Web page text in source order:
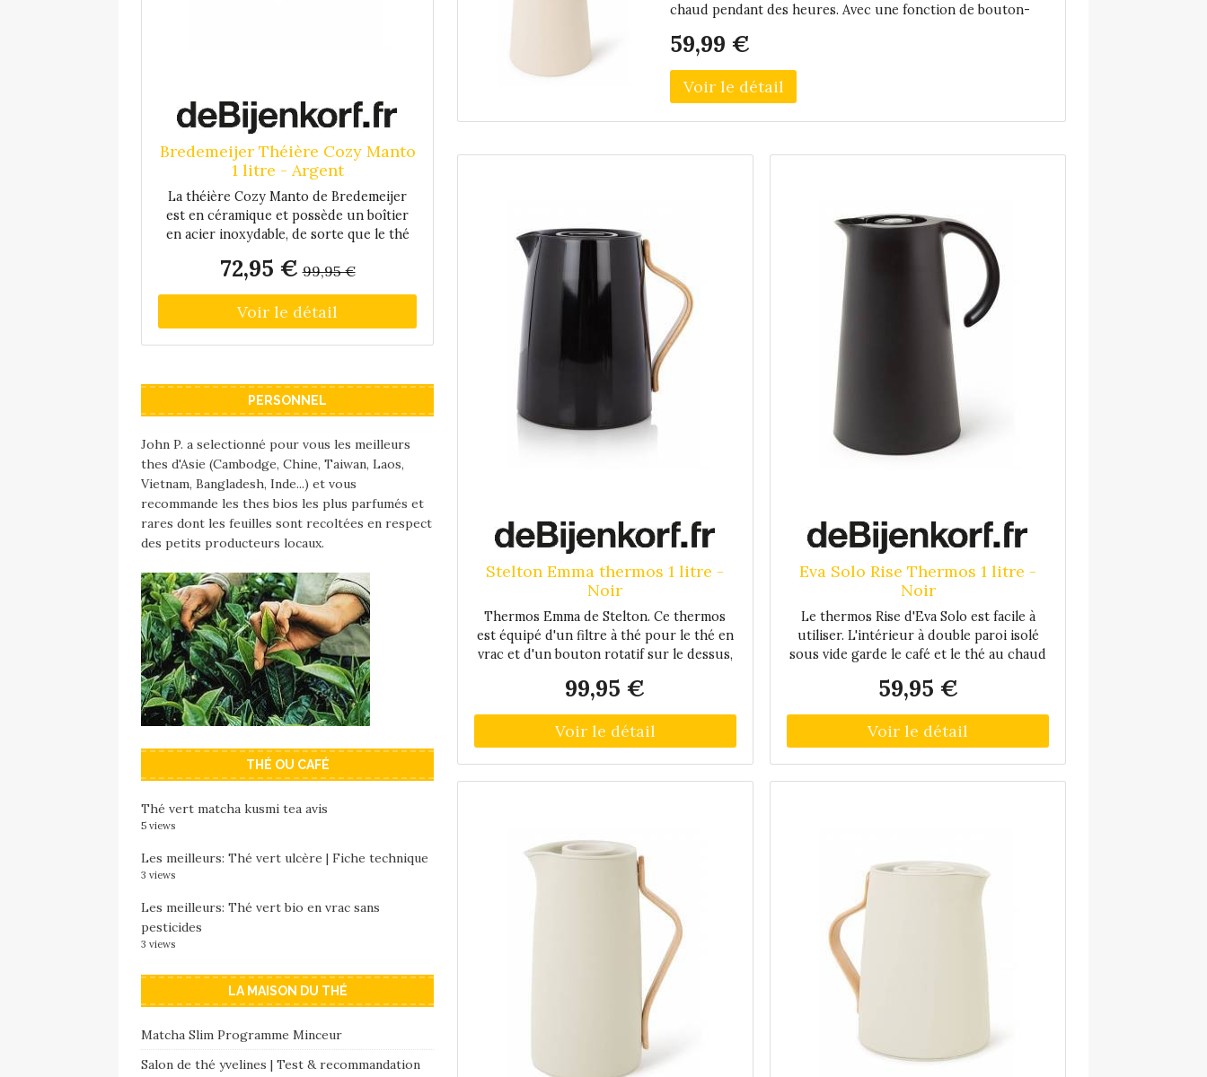
chaud pendant des heures. Avec une fonction de bouton-
une fois sur le couvercle pour l’ouvrir ou le fermer.
59,99 €
Stelton Emma thermos 1 litre -
Noir
Thermos Emma de Stelton. Ce thermos
est équipé d'un filtre à thé pour le thé en
vrac et d'un bouton rotatif sur le dessus,
désactivée. L'extérieur est en acier
inoxydable, la poignée en bois de hêtre. Le
dessous est pourvu d'antidérapant.
99,95 €
Eva Solo Rise Thermos 1 litre -
Noir
Le thermos Rise d'Eva Solo est facile à
utiliser. L'intérieur à double paroi isolé
sous vide garde le café et le thé au chaud
bouton-poussoir pratique, la cruche est
facile à utiliser - vous appuyez une fois
sur le couvercle pour ouvrir ou fermer.
59,95 €
Bredemeijer Théière Cozy Manto
1 litre - Argent
La théière Cozy Manto de Bredemeijer
est en céramique et possède un boîtier
en acier inoxydable, de sorte que le thé
verseur blanc ne goutte pas pendant le
versement et la poignée tient bien. Le
produit est livré avec un filtre à thé. La
théière va au lave-vaisselle, mais le boîtier
métallique ne l'est pas. Une théière
72,95 € 99,95 €
PERSONNEL
John P. a selectionné pour vous les meilleurs
thes d'Asie (Cambodge, Chine, Taiwan, Laos,
Vietnam, Bangladesh, Inde...) et vous
recommande les thes bios les plus parfumés et
rares dont les feuilles sont recoltées en respect
des petits producteurs locaux.
THÉ OU CAFÉ
Thé vert matcha kusmi tea avis
5 views
Les meilleurs: Thé vert ulcère | Fiche technique
3 views
Les meilleurs: Thé vert bio en vrac sans
pesticides
3 views
LA MAISON DU THÉ
Matcha Slim Programme Minceur
Salon de thé yvelines | Test & recommandation